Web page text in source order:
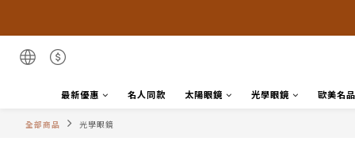
最新優惠 名人同款 太陽眼鏡 光學眼鏡 歐美名品
全部商品 光學眼鏡